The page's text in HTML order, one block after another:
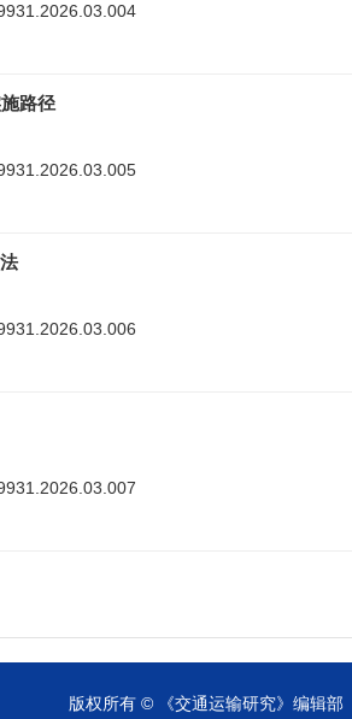
路径
版权所有 © 《交通运输研究》编辑部